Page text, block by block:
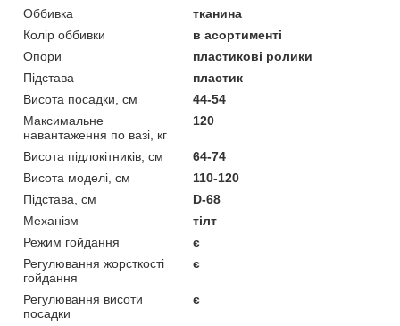
Оббивка
тканина
Колір оббивки
в асортименті
Опори
пластикові ролики
Підстава
пластик
Висота посадки, см
44-54
Максимальне
навантаження по вазі, кг
120
Висота підлокітників, см
64-74
Висота моделі, см
110-120
Підстава, см
D-68
Механізм
тілт
Режим гойдання
є
Регулювання жорсткості
гойдання
є
Регулювання висоти
посадки
є